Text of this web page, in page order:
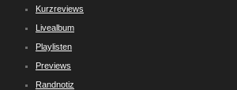
Kurzreviews
Livealbum
Playlisten
Previews
Randnotiz